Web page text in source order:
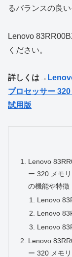
るバランスの良い
Lenovo
ください。
詳しくは→
プロセッサー
試用版
Lenovo
ー 320 メモ
の機能や特徴
Lenovo
Lenovo
Lenovo
Lenovo
ー 320 メモ